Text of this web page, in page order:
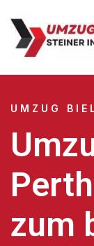
UMZUG
zum